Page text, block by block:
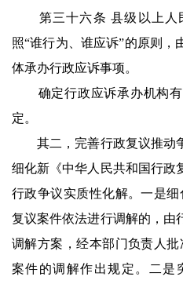
第三十六条 县级以上人
照“谁行为、谁应诉”的原则，
体承办行政应诉事项。
确定行政应诉承办机构有
定。
其二，完善行政复议推动
细化新《中华人民共和国行政
行政争议实质性化解。一是
复议案件依法进行调解的，由
调解方案，经本部门负责人
案件的调解作出规定。二是